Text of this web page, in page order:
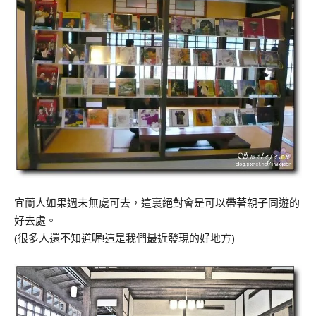
宜蘭人如果週未無處可去，這裏絕對會是可以帶著親子同遊的
好去處。
(很多人還不知道喔!這是我們最近發現的好地方)